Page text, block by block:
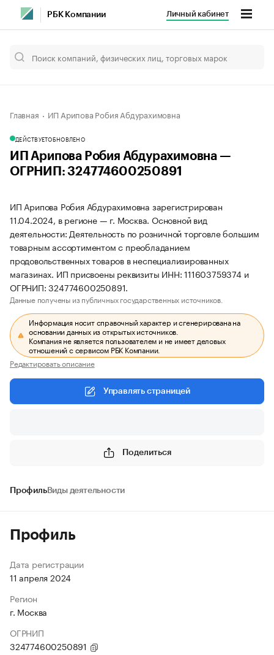
РБК Компании Личный кабинет
Главная ИП Арипова Робия Абдурахимовна
ДЕЙСТВУЕТОБНОВЛЕНО
ИП Арипова Робия Абдурахимовна —
ОГРНИП: 324774600250891
ИП Арипова Робия Абдурахимовна зарегистрирован
11.04.2024, в регионе — г. Москва. Основной вид
деятельности: Деятельность по розничной торговле большим
товарным ассортиментом с преобладанием
продовольственных товаров в неспециализированных
магазинах. ИП присвоены реквизиты ИНН: 111603759374 и
ОГРНИП: 324774600250891.
Данные получены из публичных государственных источников.
Информация носит справочный характер и сгенерирована на
основании данных из открытых источников.
Компания не является пользователем и не имеет деловых
отношений с сервисом РБК Компании.
Редактировать описание
Управлять страницей
Поделиться
ПрофильВиды деятельности
Профиль
Дата регистрации
11 апреля 2024
Регион
г. Москва
ОГРНИП
324774600250891